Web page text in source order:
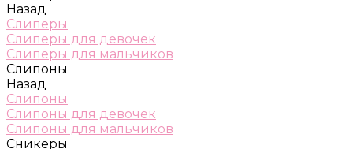
Назад
Слиперы
Слиперы для девочек
Слиперы для мальчиков
Слипоны
Назад
Слипоны
Слипоны для девочек
Слипоны для мальчиков
Сникеры